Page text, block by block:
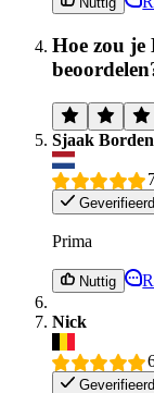
Hoe zou je
Sjaak Borden
Geverifieerd
Prima
Nuttig
Nick
Geverifieerd